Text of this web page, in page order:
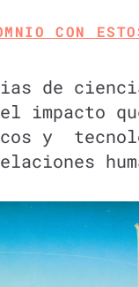
CON
de
impacto
y